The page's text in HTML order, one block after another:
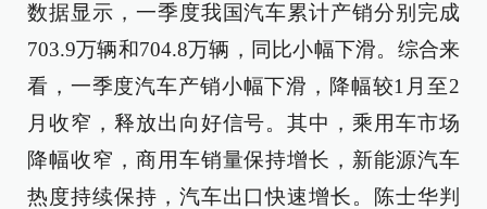
数据显示，一季度我国汽车累计产销分别完成
703.9万辆和704.8万辆，同比小幅下滑。综合来
看，一季度汽车产销小幅下滑，降幅较1月至2
月收窄，释放出向好信号。其中，乘用车市场
降幅收窄，商用车销量保持增长，新能源汽车
热度持续保持，汽车出口快速增长。陈士华判